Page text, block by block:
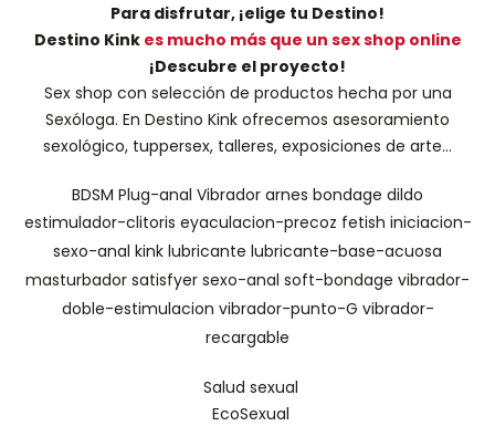
Para disfrutar, ¡elige tu Destino!
Destino Kink es mucho más que un sex shop online
¡Descubre el proyecto!
Sex shop con selección de productos hecha por una
Sexóloga. En Destino Kink ofrecemos asesoramiento
sexológico, tuppersex, talleres, exposiciones de arte...
BDSM Plug-anal Vibrador arnes bondage dildo
estimulador-clitoris eyaculacion-precoz fetish iniciacion-
sexo-anal kink lubricante lubricante-base-acuosa
masturbador satisfyer sexo-anal soft-bondage vibrador-
doble-estimulacion vibrador-punto-G vibrador-
recargable
Salud sexual
EcoSexual